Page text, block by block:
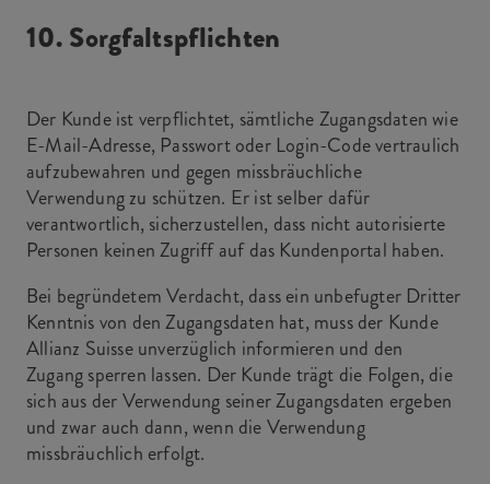
10. Sorgfaltspflichten
Der Kunde ist verpflichtet, sämtliche Zugangsdaten wie
E-Mail-Adresse, Passwort oder Login-Code vertraulich
aufzubewahren und gegen missbräuchliche
Verwendung zu schützen. Er ist selber dafür
verantwortlich, sicherzustellen, dass nicht autorisierte
Personen keinen Zugriff auf das Kundenportal haben.
Bei begründetem Verdacht, dass ein unbefugter Dritter
Kenntnis von den Zugangsdaten hat, muss der Kunde
Allianz Suisse unverzüglich informieren und den
Zugang sperren lassen. Der Kunde trägt die Folgen, die
sich aus der Verwendung seiner Zugangsdaten ergeben
und zwar auch dann, wenn die Verwendung
missbräuchlich erfolgt.